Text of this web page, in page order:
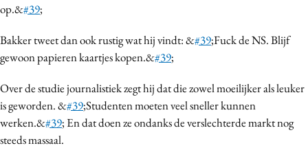
Martech
Programmatic
Purpose Marketing
Reputatie & crisis
op.&#39;
Bakker tweet dan ook rustig wat hij vindt: &#39;Fuck de NS. Blijf
gewoon papieren kaartjes kopen.&#39;
Over de studie journalistiek zegt hij dat die zowel moeilijker als leuker
is geworden. &#39;Studenten moeten veel sneller kunnen
werken.&#39; En dat doen ze ondanks de verslechterde markt nog
steeds massaal.